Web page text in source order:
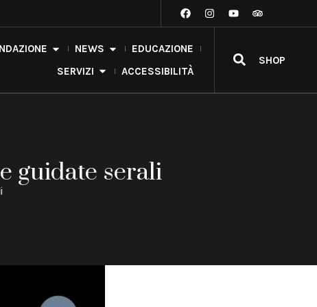
Burri
NEWS
EDUCAZIONE
SERVIZI
ACCESSIBILITÀ
SHOP
guidate serali